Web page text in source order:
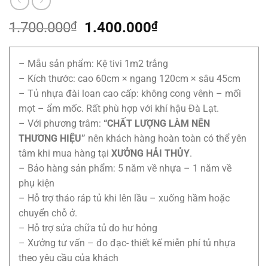
1.700.000₫
Giá
1.700.000₫.
1.400.000₫Giá
là:
1.400.000₫.
– Mẫu sản phẩm: Kệ tivi 1m2 trắng
– Kích thước: cao 60cm × ngang 120cm × sâu 45cm
– Tủ nhựa đài loan cao cấp: không cong vênh – mối
mọt – ẩm mốc. Rất phù hợp với khí hậu Đà Lạt.
– Với phương trâm: “CHẤT LƯỢNG LÀM NÊN
THƯƠNG HIỆU” nên khách hàng hoàn toàn có thể yên
tâm khi mua hàng tại XƯỞNG HẢI THỦY.
– Bảo hàng sản phẩm: 5 năm về nhựa – 1 năm về
phụ kiện
– Hỗ trợ tháo ráp tủ khi lên lầu – xuống hầm hoặc
chuyển chỗ ở.
– Hỗ trợ sửa chữa tủ do hư hỏng
– Xưởng tư vấn – đo đạc- thiết kế miễn phí tủ nhựa
theo yêu cầu của khách